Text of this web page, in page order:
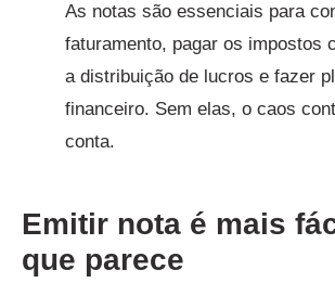
As notas são essenciais para
faturamento, pagar os impostos
a distribuição de lucros e fazer
financeiro. Sem elas, o caos
conta.
Emitir nota é mais
que parece